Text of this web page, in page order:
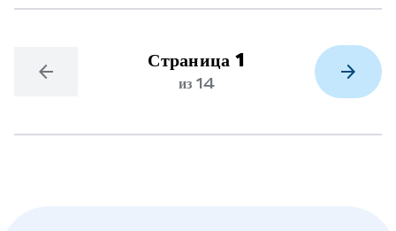
arrow_back Страница 1
из 14 arrow_forward